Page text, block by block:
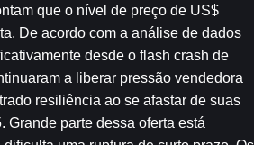
que o nível de preço de US$
De acordo com a análise de dados
desde o flash crash de
a liberar pressão vendedora
resiliência ao se afastar de suas
parte dessa oferta está